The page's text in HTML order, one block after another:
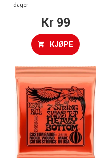
dager
Kr 99
KJØPE